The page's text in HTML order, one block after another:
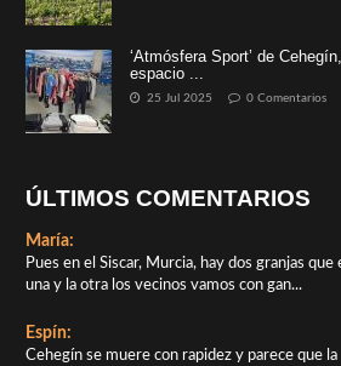
‘Atmósfera Sport’ de
espacio ...
25 Jul 2025 0 Comentarios
ÚLTIMOS COMENTARIOS
María:
Pues en el Siscar, Murcia, hay dos granjas que
una y la otra los vecinos vamos con gan...
Espín:
Cehegín se muere con rapidez y parece que la